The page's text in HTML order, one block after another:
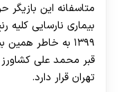
متاسفانه این بازیگر
۱۳۹۹ به خاطر
قبر محمد علی
تهران قرار دارد.